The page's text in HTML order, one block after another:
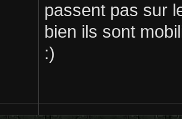
passent pas sur
bien ils sont
:)